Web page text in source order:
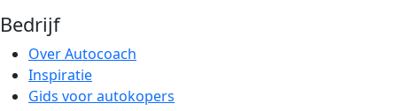
Bedrijf
Over Autocoach
Inspiratie
Gids voor autokopers